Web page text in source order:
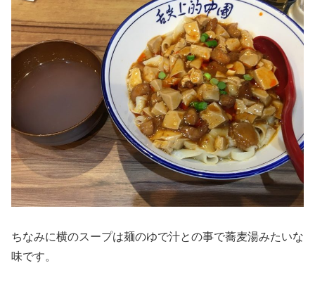
ちなみに横のスープは麺のゆで汁との事で蕎麦湯みたいな
味です。